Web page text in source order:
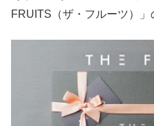
FRUITS（ザ・フルーツ）」